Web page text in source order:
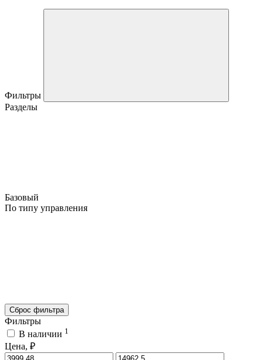
Фильтры
Разделы
Базовый
По типу управления
Сброс фильтра
Фильтры
В наличии 1
Цена, ₽